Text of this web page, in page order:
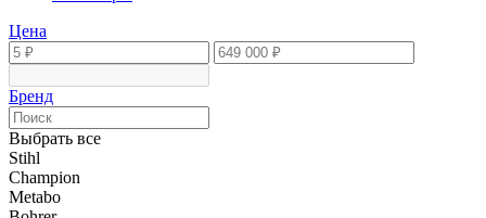
Цена
Бренд
Выбрать все
Stihl
Champion
Metabo